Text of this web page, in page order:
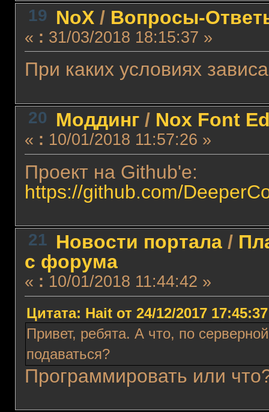
19 NoX/ Вопросы-
« : 31/03/2018 18:15:37 »
При каких условиях
20 Моддинг/ Nox Font
« : 10/01/2018 11:57:26 »
Проект на Github'е:
https://github.com/
21 Новости портала/
с форума
« : 10/01/2018 11:44:42 »
Цитата: Hait от 24/12/2017 17:45:37
Привет, ребята. А что, по
подаваться?
Программировать или